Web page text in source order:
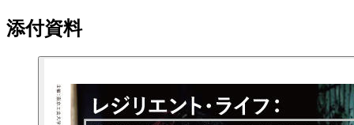
添付資料